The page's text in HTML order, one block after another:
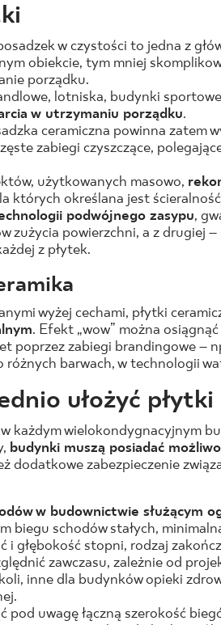
w czystości to jedna z
obiekcie, tym mniej
porządku.
lotniska, budynki
w utrzymaniu porządku.
ceramiczna powinna zatem
zabiegi czyszczące,
użytkowanych masowo,
których określana jest
podwójnego zasypu,
zużycia powierzchni, a z drugiej
z płytek.
wyżej cechami, płytki
. Efekt „wow” można
poprzez zabiegi brandingowe –
różnych barwach, w technologii
ułożyć płytki
każdym wielokondygnacyjnym
budynki muszą posiadać
dodatkowe zabezpieczenie
w budownictwie służącym
biegu schodów stałych,
i głębokość stopni, rodzaj
zawczasu, zależnie od
inne dla budynków opieki
pod uwagę łączną szerokość